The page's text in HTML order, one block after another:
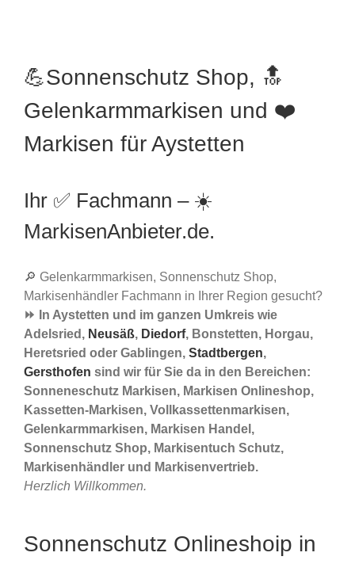
💪Sonnenschutz Shop, 🔝
Gelenkarmmarkisen und ❤️
Markisen für Aystetten
Ihr ✅ Fachmann – ☀️
MarkisenAnbieter.de.
🔎 Gelenkarmmarkisen, Sonnenschutz Shop,
Markisenhändler Fachmann in Ihrer Region gesucht?
⏩ In Aystetten und im ganzen Umkreis wie
Adelsried, Neusäß, Diedorf, Bonstetten, Horgau,
Heretsried oder Gablingen, Stadtbergen,
Gersthofen sind wir für Sie da in den Bereichen:
Sonneneschutz Markisen, Markisen Onlineshop,
Kassetten-Markisen, Vollkassettenmarkisen,
Gelenkarmmarkisen, Markisen Handel,
Sonnenschutz Shop, Markisentuch Schutz,
Markisenhändler und Markisenvertrieb.
Herzlich Willkommen.
Sonnenschutz Onlineshoip in